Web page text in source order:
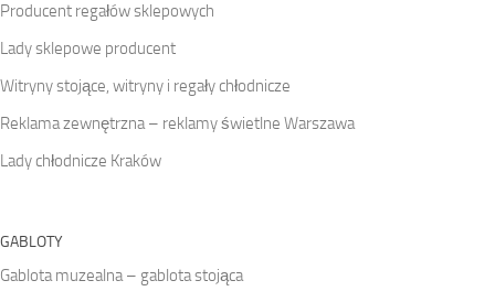
Producent regałów sklepowych
Lady sklepowe producent
Witryny stojące, witryny i regały chłodnicze
Reklama zewnętrzna – reklamy świetlne Warszawa
Lady chłodnicze Kraków
GABLOTY
Gablota muzealna – gablota stojąca